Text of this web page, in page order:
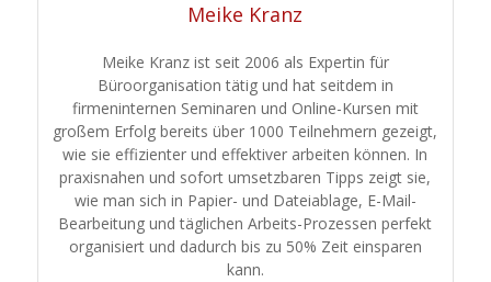
Meike Kranz
Meike Kranz ist seit 2006 als Expertin für
Büroorganisation tätig und hat seitdem in
firmeninternen Seminaren und Online-Kursen mit
großem Erfolg bereits über 1000 Teilnehmern gezeigt,
wie sie effizienter und effektiver arbeiten können. In
praxisnahen und sofort umsetzbaren Tipps zeigt sie,
wie man sich in Papier- und Dateiablage, E-Mail-
Bearbeitung und täglichen Arbeits-Prozessen perfekt
organisiert und dadurch bis zu 50% Zeit einsparen
kann.